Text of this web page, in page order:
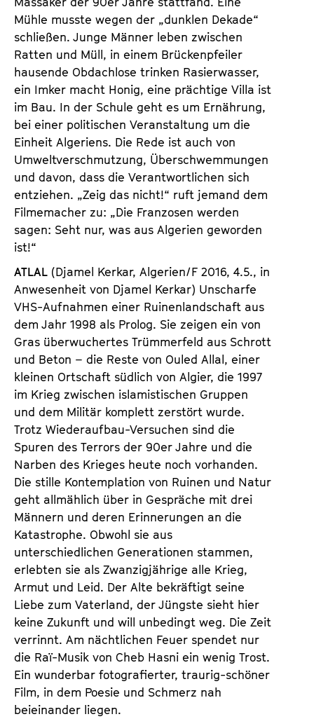
Mühle musste wegen der „dunklen Dekade“
schließen. Junge Männer leben zwischen
Ratten und Müll, in einem Brückenpfeiler
hausende Obdachlose trinken Rasierwasser,
ein Imker macht Honig, eine prächtige Villa ist
im Bau. In der Schule geht es um Ernährung,
bei einer politischen Veranstaltung um die
Einheit Algeriens. Die Rede ist auch von
Umweltverschmutzung, Überschwemmungen
und davon, dass die Verantwortlichen sich
entziehen. „Zeig das nicht!“ ruft jemand dem
Filmemacher zu: „Die Franzosen werden
sagen: Seht nur, was aus Algerien geworden
ist!“
ATLAL (Djamel Kerkar, Algerien/F 2016, 4.5., in
Anwesenheit von Djamel Kerkar) Unscharfe
VHS-Aufnahmen einer Ruinenlandschaft aus
dem Jahr 1998 als Prolog. Sie zeigen ein von
Gras überwuchertes Trümmerfeld aus Schrott
und Beton – die Reste von Ouled Allal, einer
kleinen Ortschaft südlich von Algier, die 1997
im Krieg zwischen islamistischen Gruppen
und dem Militär komplett zerstört wurde.
Trotz Wiederaufbau-Versuchen sind die
Spuren des Terrors der 90er Jahre und die
Narben des Krieges heute noch vorhanden.
Die stille Kontemplation von Ruinen und Natur
geht allmählich über in Gespräche mit drei
Männern und deren Erinnerungen an die
Katastrophe. Obwohl sie aus
unterschiedlichen Generationen stammen,
erlebten sie als Zwanzigjährige alle Krieg,
Armut und Leid. Der Alte bekräftigt seine
Liebe zum Vaterland, der Jüngste sieht hier
keine Zukunft und will unbedingt weg. Die Zeit
verrinnt. Am nächtlichen Feuer spendet nur
die Raï-Musik von Cheb Hasni ein wenig Trost.
Ein wunderbar fotografierter, traurig-schöner
Film, in dem Poesie und Schmerz nah
beieinander liegen.